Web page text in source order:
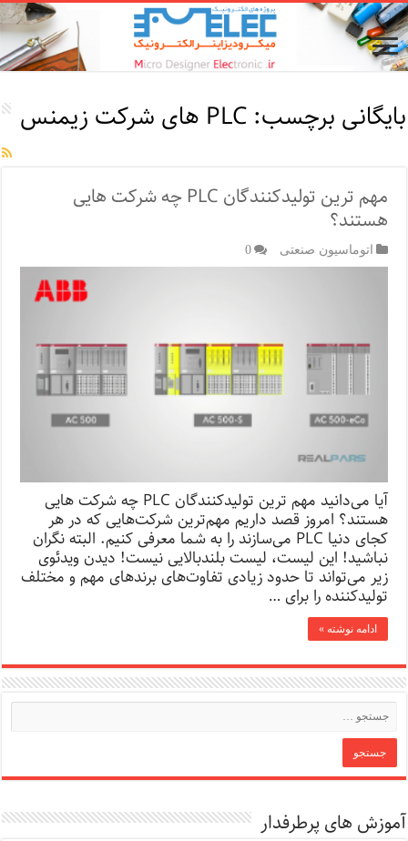
بایگانی برچسب:PLC های شرکت زیمنس
مهم ترین تولیدکنندگان PLC چه شرکت هایی
هستند؟
اتوماسیون صنعتی 0
آیا می‌دانید مهم ترین تولیدکنندگان PLC چه شرکت هایی
هستند؟ امروز قصد داریم مهم‌ترین شرکت‌هایی که در هر
کجای دنیا PLC می‌سازند را به شما معرفی کنیم. البته نگران
نباشید! این لیست، لیست بلند‌بالایی نیست! دیدن ویدئوی
زیر می‌تواند تا حدود زیادی تفاوت‌های برندهای مهم و مختلف
تولیدکننده را برای …
ادامه نوشته »
آموزش های پرطرفدار